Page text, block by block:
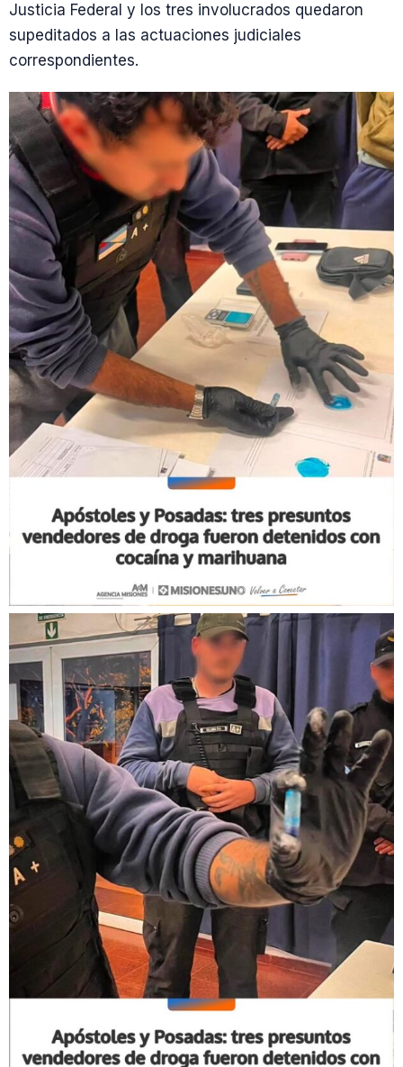
Justicia Federal y los tres involucrados quedaron
supeditados a las actuaciones judiciales
correspondientes.